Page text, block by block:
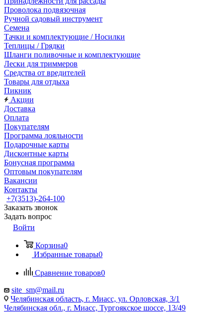
Проволока подвязочная
Ручной садовый инструмент
Семена
Тачки и комплектующие / Носилки
Теплицы / Грядки
Шланги поливочные и комплектующие
Лески для триммеров
Средства от вредителей
Товары для отдыха
Пикник
Акции
Доставка
Оплата
Покупателям
Программа лояльности
Подарочные карты
Дисконтные карты
Бонусная программа
Оптовым покупателям
Вакансии
Контакты
+7(3513)-264-100
Заказать звонок
Задать вопрос
Войти
Корзина0
Избранные товары0
Сравнение товаров0
site_sm@mail.ru
Челябинская область, г. Миасс, ул. Орловская, 3/1
Челябинская обл., г. Миасс, Тургоякское шоссе, 13/49